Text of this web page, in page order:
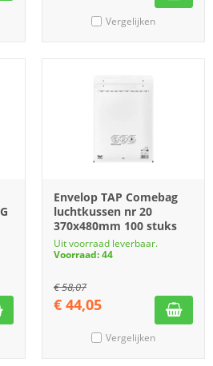
Vergelijken
Envelop TAP Comebag
luchtkussen nr 20
370x480mm 100 stuks
Uit voorraad leverbaar.
Voorraad: 44
€58,07
€ 44,05
Vergelijken